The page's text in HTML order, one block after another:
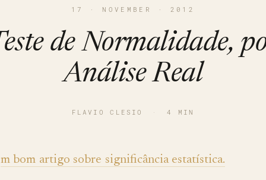
17 · NOVEMBER · 2012
de Normalidade,
Análise Real
FLAVIO CLESIO · 4 MIN
m bom artigo sobre significância estatística.